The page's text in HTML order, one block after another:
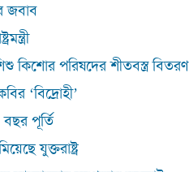
জবাব
কিশোর পরিষদের শীতবস্ত্র বিতরণ
‘বিদ্রোহী’
পূর্তি
যুক্তরাষ্ট্র